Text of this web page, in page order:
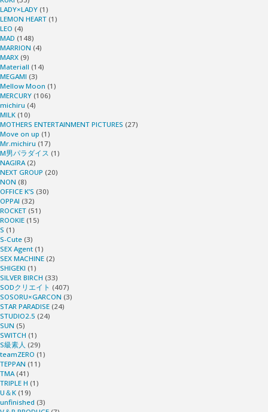
～
LADY×LADY (1)
LEMON HEART (1)
LEO (4)
MAD (148)
MARRION (4)
MARX (9)
Materiall (14)
MEGAMI (3)
Mellow Moon (1)
MERCURY (106)
michiru (4)
MILK (10)
MOTHERS ENTERTAINMENT PICTURES (27)
Move on up (1)
Mr.michiru (17)
M男パラダイス (1)
NAGIRA(2)
NEXT GROUP (20)
NON (8)
OFFICE K’S (30)
OPPAI (32)
ROCKET (51)
ROOKIE (15)
S (1)
S-Cute (3)
SEX Agent (1)
SEX MACHINE (2)
SHIGEKI (1)
SILVER BIRCH (33)
SODクリエイト (407)
SOSORU×GARCON (3)
STAR PARADISE (24)
STUDIO2.5 (24)
SUN (5)
SWITCH (1)
S級素人 (29)
teamZERO (1)
TEPPAN (11)
TMA(41)
TRIPLE H (1)
U＆K (19)
unfinished (3)